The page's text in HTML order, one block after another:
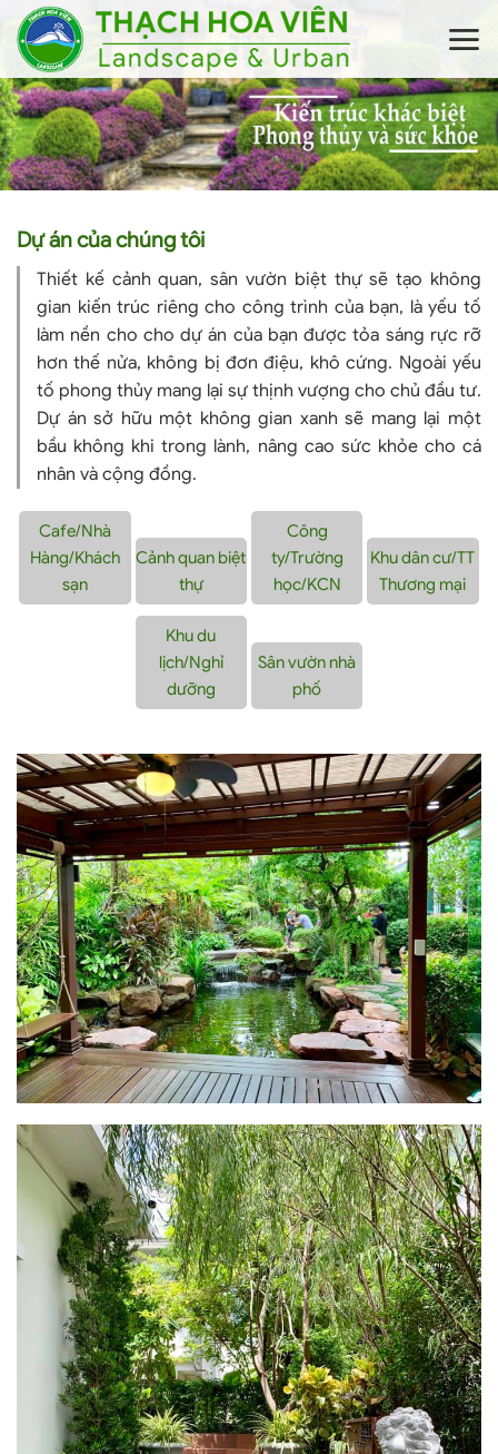
Skip
content
Dự án của chúng tôi
Thiết kế cảnh quan, sân vườn biệt thự sẽ tạo không
gian kiến trúc riêng cho công trình của bạn, là yếu tố
làm nền cho cho dự án của bạn được tỏa sáng rực rỡ
hơn thế nửa, không bị đơn điệu, khô cứng. Ngoài yếu
tố phong thủy mang lại sự thịnh vượng cho chủ đầu tư.
Dự án sở hữu một không gian xanh sẽ mang lại một
bầu không khi trong lành, nâng cao sức khỏe cho cá
nhân và cộng đồng.
Cafe/Nhà
Hàng/Khách
sạn
Cảnh quan biệt
thự
Công
ty/Trường
học/KCN
Khu dân cư/TT
Thương mại
Khu du
lịch/Nghỉ
dưỡng
Sân vườn nhà
phố